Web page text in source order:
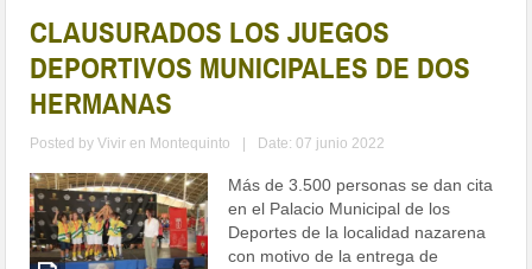
CLAUSURADOS LOS JUEGOS
DEPORTIVOS MUNICIPALES DE DOS
HERMANAS
Posted byVivir en Montequinto Date: 07 junio 2022
Más de 3.500 personas se dan cita
en el Palacio Municipal de los
Deportes de la localidad nazarena
con motivo de la entrega de